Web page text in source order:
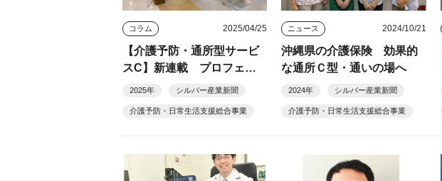
コラム 2025/04/25
【介護予防・通所型サービ
スC】新連載 プロフェッ
ショナルに聞く 短期集中
2025年 シルバー産業新聞
介護予防・日常生活支援総合事業
ニュース 2024/10/21
沖縄県の介護保険 効果的
な通所Ｃ型・通いの場へ
2024年 シルバー産業新聞
介護予防・日常生活支援総合事業